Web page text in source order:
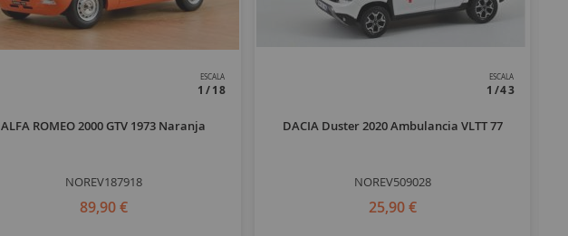
ESCALA
1/18
ALFA ROMEO 2000 GTV 1973 Naranja
NOREV187918
89,90 €
ESCALA
1/43
DACIA Duster 2020 Ambulancia VLTT 77
NOREV509028
25,90 €